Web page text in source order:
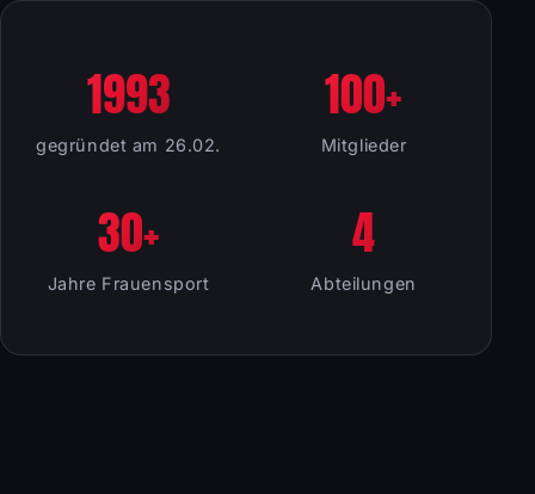
1993
gegründet am 26.02.
100+
Mitglieder
30+
Jahre Frauensport
4
Abteilungen